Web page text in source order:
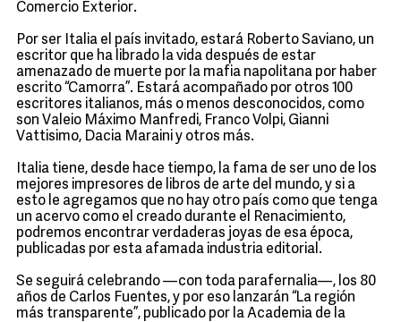
Comercio Exterior.
Por ser Italia el país invitado, estará Roberto Saviano, un
escritor que ha librado la vida después de estar
amenazado de muerte por la mafia napolitana por haber
escrito “Camorra”. Estará acompañado por otros 100
escritores italianos, más o menos desconocidos, como
son Valeio Máximo Manfredi, Franco Volpi, Gianni
Vattisimo, Dacia Maraini y otros más.
Italia tiene, desde hace tiempo, la fama de ser uno de los
mejores impresores de libros de arte del mundo, y si a
esto le agregamos que no hay otro país como que tenga
un acervo como el creado durante el Renacimiento,
podremos encontrar verdaderas joyas de esa época,
publicadas por esta afamada industria editorial.
Se seguirá celebrando —con toda parafernalia—, los 80
años de Carlos Fuentes, y por eso lanzarán “La región
más transparente”, publicado por la Academia de la